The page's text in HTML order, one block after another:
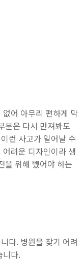
어 아무리 편하게 막
분은 다시 만져봐도
런 사고가 일어날 수
려운 디자인이라 생
을 위해 뺐어야 하는
다. 병원을 찾기 어려
니다.